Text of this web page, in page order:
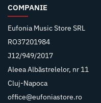
COMPANIE
Eufonia Music Store SRL
RO37201984
J12/949/2017
Aleea Albăstrelelor, nr 11
Cluj-Napoca
office@eufoniastore.ro